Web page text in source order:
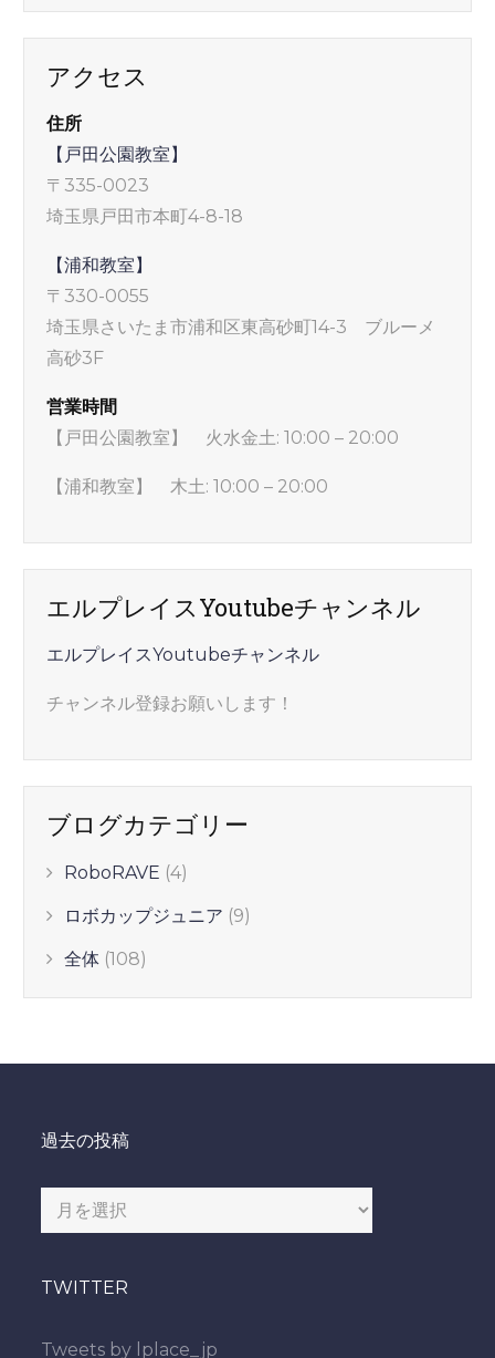
アクセス
住所
【戸田公園教室】
〒335-0023
埼玉県戸田市本町4-8-18
【浦和教室】
〒330-0055
埼玉県さいたま市浦和区東高砂町14-3 ブルーメ
高砂3F
営業時間
【戸田公園教室】 火水金土: 10:00 – 20:00
【浦和教室】 木土: 10:00 – 20:00
エルプレイスYoutubeチャンネル
エルプレイスYoutubeチャンネル
チャンネル登録お願いします！
ブログカテゴリー
RoboRAVE (4)
ロボカップジュニア (9)
全体 (108)
過去の投稿
去
投
TWITTER
Tweets by lplace_jp